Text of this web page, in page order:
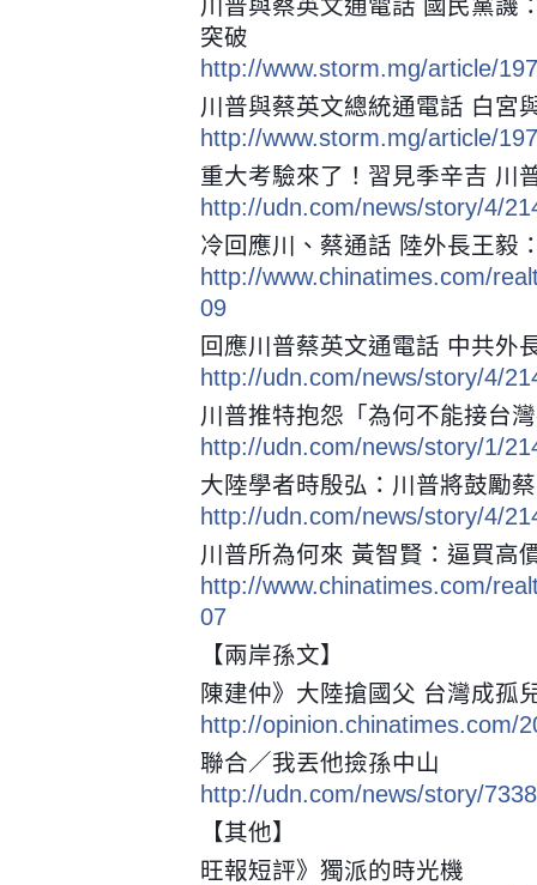
川普與蔡英文通電話 國民黨譏
突破
http://www.storm.mg/article/
川普與蔡英文總統通電話 白宮
http://www.storm.mg/article/
重大考驗來了！習見季辛吉 川
http://udn.com/news/story/4/
冷回應川、蔡通話 陸外長王毅
http://www.chinatimes.com/
09
回應川普蔡英文通電話 中共外
http://udn.com/news/story/4/
川普推特抱怨「為何不能接台
http://udn.com/news/story/1/
大陸學者時殷弘：川普將鼓勵
http://udn.com/news/story/4/
川普所為何來 黃智賢：逼買高
http://www.chinatimes.com/
07
【兩岸孫文】
陳建仲》大陸搶國父 台灣成孤
http://opinion.chinatimes.com/
聯合／我丟他撿孫中山
http://udn.com/news/story/
【其他】
旺報短評》獨派的時光機